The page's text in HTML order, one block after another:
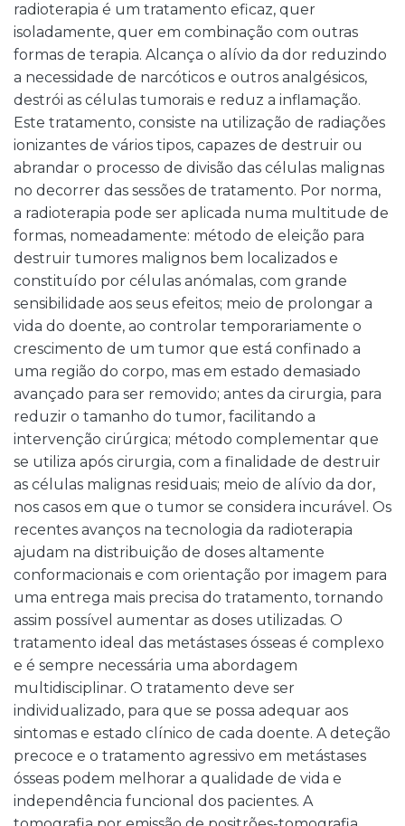
radioterapia é um tratamento eficaz, quer
isoladamente, quer em combinação com outras
formas de terapia. Alcança o alívio da dor reduzindo
a necessidade de narcóticos e outros analgésicos,
destrói as células tumorais e reduz a inflamação.
Este tratamento, consiste na utilização de radiações
ionizantes de vários tipos, capazes de destruir ou
abrandar o processo de divisão das células malignas
no decorrer das sessões de tratamento. Por norma,
a radioterapia pode ser aplicada numa multitude de
formas, nomeadamente: método de eleição para
destruir tumores malignos bem localizados e
constituído por células anómalas, com grande
sensibilidade aos seus efeitos; meio de prolongar a
vida do doente, ao controlar temporariamente o
crescimento de um tumor que está confinado a
uma região do corpo, mas em estado demasiado
avançado para ser removido; antes da cirurgia, para
reduzir o tamanho do tumor, facilitando a
intervenção cirúrgica; método complementar que
se utiliza após cirurgia, com a finalidade de destruir
as células malignas residuais; meio de alívio da dor,
nos casos em que o tumor se considera incurável. Os
recentes avanços na tecnologia da radioterapia
ajudam na distribuição de doses altamente
conformacionais e com orientação por imagem para
uma entrega mais precisa do tratamento, tornando
assim possível aumentar as doses utilizadas. O
tratamento ideal das metástases ósseas é complexo
e é sempre necessária uma abordagem
multidisciplinar. O tratamento deve ser
individualizado, para que se possa adequar aos
sintomas e estado clínico de cada doente. A deteção
precoce e o tratamento agressivo em metástases
ósseas podem melhorar a qualidade de vida e
independência funcional dos pacientes. A